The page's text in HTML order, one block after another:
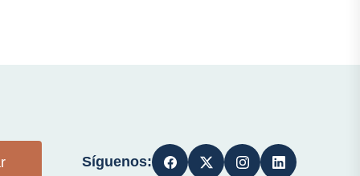
Síguenos: